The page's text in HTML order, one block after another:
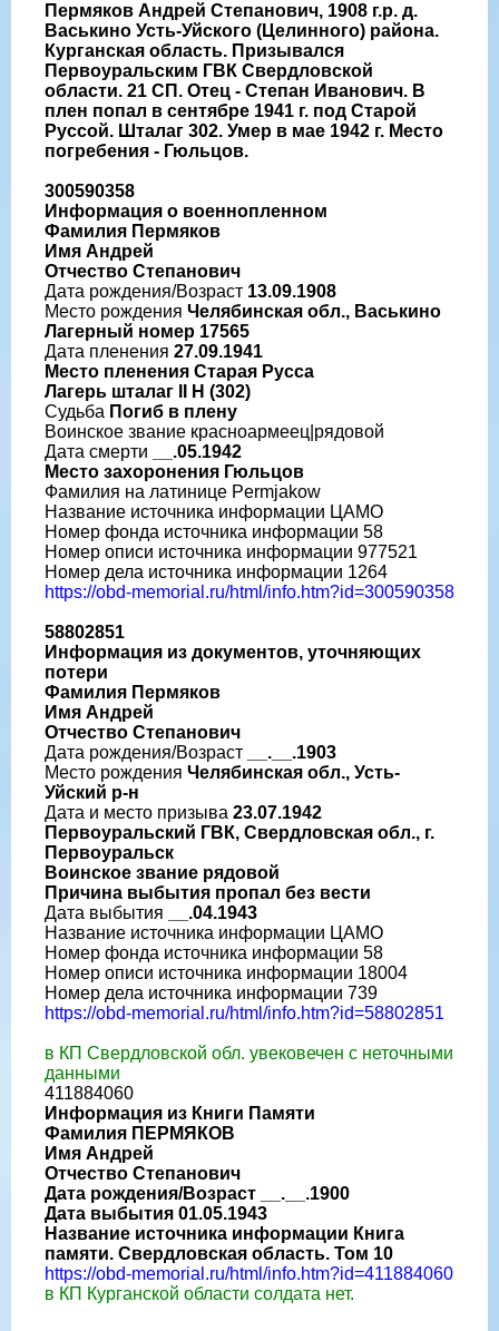
Пермяков Андрей Степанович, 1908 г.р. д.
Васькино Усть-Уйского (Целинного) района.
Курганская область. Призывался
Первоуральским ГВК Свердловской
области. 21 СП. Отец - Степан Иванович. В
плен попал в сентябре 1941 г. под Старой
Руссой. Шталаг 302. Умер в мае 1942 г. Место
погребения - Гюльцов.
300590358
Информация о военнопленном
Фамилия Пермяков
Имя Андрей
Отчество Степанович
Дата рождения/Возраст 13.09.1908
Место рождения Челябинская обл., Васькино
Лагерный номер 17565
Дата пленения 27.09.1941
Место пленения Старая Русса
Лагерь шталаг II H (302)
Судьба Погиб в плену
Воинское звание красноармеец|рядовой
Дата смерти
__.05.1942
Место захоронения Гюльцов
Фамилия на латинице Permjakow
Название источника информации ЦАМО
Номер фонда источника информации 58
Номер описи источника информации 977521
Номер дела источника информации 1264
https://obd-memorial.ru/html/info.htm?id=300590358
58802851
Информация из документов, уточняющих
потери
Фамилия Пермяков
Имя Андрей
Отчество Степанович
Дата рождения/Возраст __.__.1903
Место рождения Челябинская обл., Усть-
Уйский р-н
Дата и место призыва 23.07.1942
Первоуральский ГВК, Свердловская обл., г.
Первоуральск
Воинское звание рядовой
Причина выбытия пропал без вести
Дата выбытия
__.04.1943
Название источника информации ЦАМО
Номер фонда источника информации 58
Номер описи источника информации 18004
Номер дела источника информации 739
https://obd-memorial.ru/html/info.htm?id=58802851
в КП Свердловской обл. увековечен с неточными
данными
411884060
Информация из Книги Памяти
Фамилия ПЕРМЯКОВ
Имя Андрей
Отчество Степанович
Дата рождения/Возраст __.__.1900
Дата выбытия 01.05.1943
Название источника информации Книга
памяти. Свердловская область. Том 10
https://obd-memorial.ru/html/info.htm?id=411884060
в КП Курганской области солдата нет.